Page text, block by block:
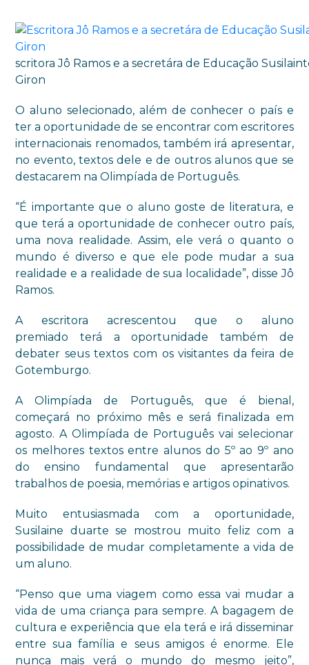
scritora Jô Ramos e a secretára de Educação
Giron
O aluno selecionado, além de conhecer o país e
ter a oportunidade de se encontrar com escritores
internacionais renomados, também irá apresentar,
no evento, textos dele e de outros alunos que se
destacarem na Olimpíada de Português.
“É importante que o aluno goste de literatura, e
que terá a oportunidade de conhecer outro país,
uma nova realidade. Assim, ele verá o quanto o
mundo é diverso e que ele pode mudar a sua
realidade e a realidade de sua localidade”, disse Jô
Ramos.
A escritora acrescentou que o aluno
premiado terá a oportunidade também de
debater seus textos com os visitantes da feira de
Gotemburgo.
A Olimpíada de Português, que é bienal,
começará no próximo mês e será finalizada em
agosto. A Olimpíada de Português vai selecionar
os melhores textos entre alunos do 5º ao 9º ano
do ensino fundamental que apresentarão
trabalhos de poesia, memórias e artigos opinativos.
Muito entusiasmada com a oportunidade,
Susilaine duarte se mostrou muito feliz com a
possibilidade de mudar completamente a vida de
um aluno.
“Penso que uma viagem como essa vai mudar a
vida de uma criança para sempre. A bagagem de
cultura e experiência que ela terá e irá disseminar
entre sua família e seus amigos é enorme. Ele
nunca mais verá o mundo do mesmo jeito”,